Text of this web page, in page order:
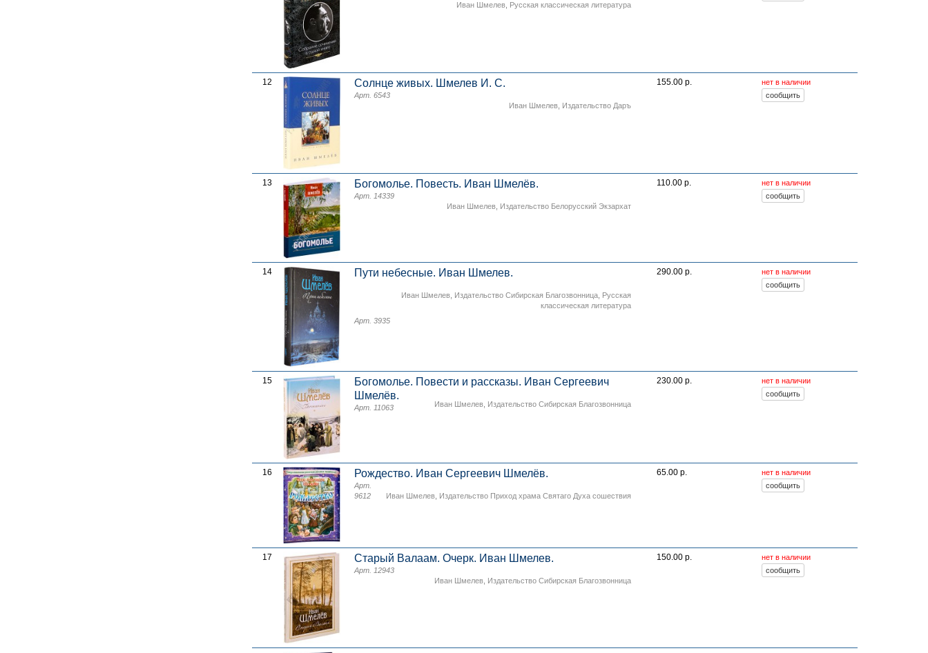
Иван Шмелев Русская классическая литература
12 Солнце живых. Шмелев И. С.
Иван Шмелев Издательство Даръ
Арт. 6543
155.00 р. нет в наличии
13 Богомолье. Повесть. Иван Шмелёв.
Иван Шмелев Издательство Белорусский Экзархат
Арт. 14339
110.00 р. нет в наличии
14 Пути небесные. Иван Шмелев.
Иван Шмелев Издательство Сибирская Благозвонница Русская
классическая литература
Арт. 3935
290.00 р. нет в наличии
15
Богомолье. Повести и рассказы. Иван Сергеевич
Шмелёв.
Иван Шмелев Издательство Сибирская Благозвонница
Арт. 11063
230.00 р. нет в наличии
16 Рождество. Иван Сергеевич Шмелёв.
Иван Шмелев Издательство Приход храма Святаго Духа сошествия
Арт.
9612
65.00 р. нет в наличии
17 Старый Валаам. Очерк. Иван Шмелев.
Иван Шмелев Издательство Сибирская Благозвонница
Арт. 12943
150.00 р. нет в наличии